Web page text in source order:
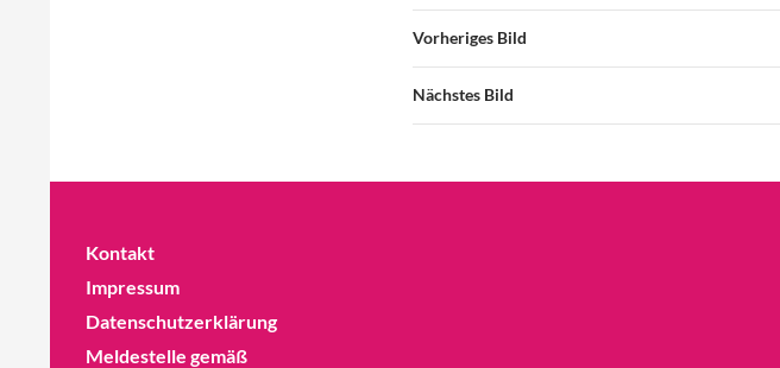
Vorheriges Bild
Nächstes Bild
Kontakt
Impressum
Datenschutzerklärung
Meldestelle gemäß